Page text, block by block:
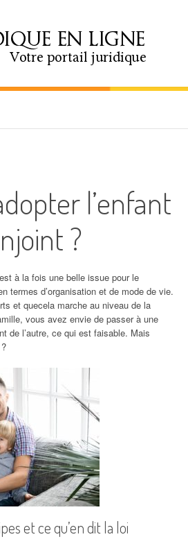
Ligne
l’enfant
?
à la fois une belle issue pour le
termes d’organisation et de mode de vie.
et quecela marche au niveau de la
vous avez envie de passer à une
de l’autre, ce qui est faisable. Mais
et ce qu’en dit la loi